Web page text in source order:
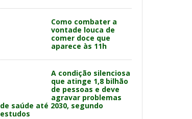
Como combater a
vontade louca de
comer doce que
aparece às 11h
A condição silenciosa
que atinge 1,8 bilhão
de pessoas e deve
agravar problemas
de saúde até 2030, segundo
estudos